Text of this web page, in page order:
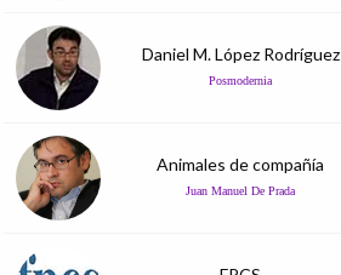
Daniel M. López Rodríguez
Posmodernia
Animales de compañía
Juan Manuel De Prada